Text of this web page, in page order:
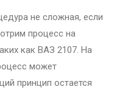
не сложная, если
процесс на
как ВАЗ 2107. На
может
принцип остается